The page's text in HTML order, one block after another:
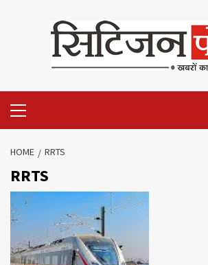
HOME RRTS
RRTS